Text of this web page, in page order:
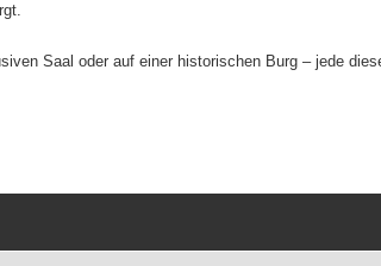
Saal oder auf einer historischen Burg – jede